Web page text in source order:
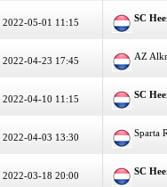
2022-05-01 11:15 SC
2022-04-23 17:45 AZ
2022-04-10 11:15 SC
2022-04-03 13:30 Sparta
2022-03-18 20:00 SC